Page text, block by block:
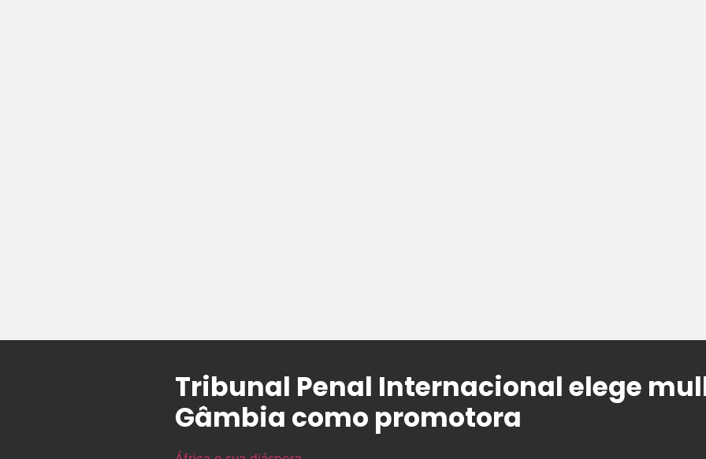
Tribunal Penal Internacional elege
Gâmbia como promotora